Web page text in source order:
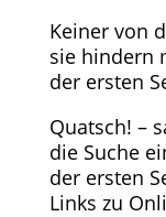
Keiner von
sie hindern
der ersten
Quatsch! –
die Suche
der ersten
Links zu